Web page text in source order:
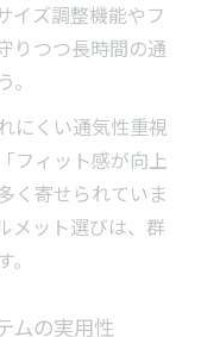
イズ調整機能やフ
りつつ長時間の通
にくい通気性重視
フィット感が向上
く寄せられていま
メット選びは、群
ムの実用性